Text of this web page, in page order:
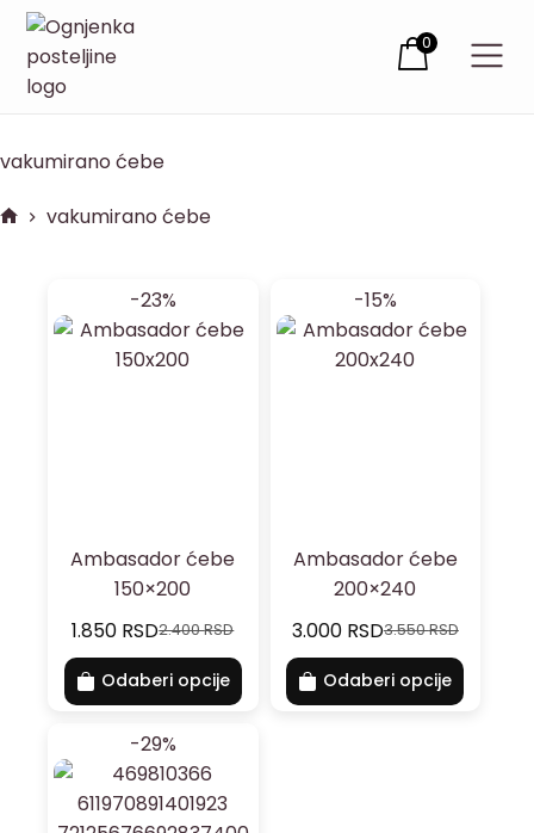
0
vakumirano ćebe
vakumirano ćebe
-23%
Ambasador ćebe
150×200
2.400RSD
1.850 RSD
Odaberi opcije
-15%
Ambasador ćebe
200×240
3.550RSD
3.000 RSD
Odaberi opcije
-29%